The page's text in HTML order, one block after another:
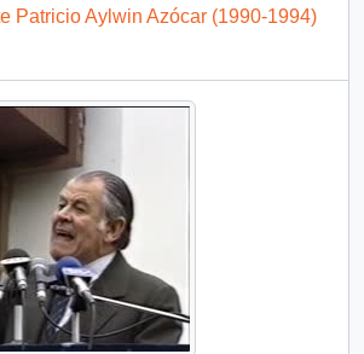
Patricio Aylwin Azócar (1990-1994)